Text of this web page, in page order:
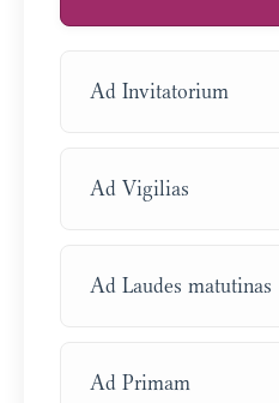
Ad Invitatorium
Ad Vigilias
Ad Laudes matutinas
Ad Primam